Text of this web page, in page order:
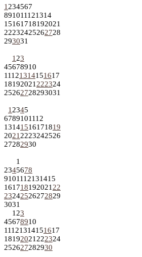
1 234567
891011121314
15161718192021
22232425262728
293031
1 23
45678910
11121314151617
18192021 222324
25262728293031
1 2345
6789101112
13141516171819
2021 2223242526
27282930
1
2345678
9101112131415
161718192021 22
23242526272829
3031
1 23
45678910
11121314151617
18192021 222324
252627282930